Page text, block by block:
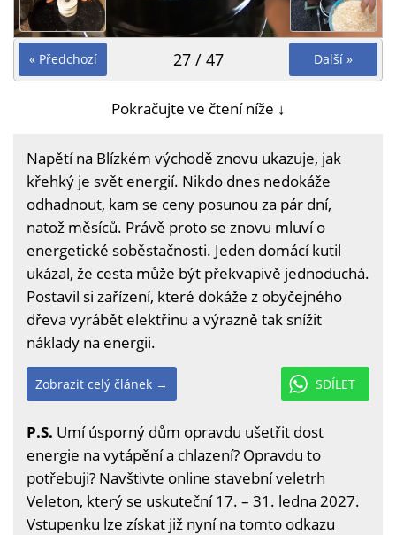
« Předchozí Další »
27 / 47
Pokračujte ve čtení níže ↓
Napětí na Blízkém východě znovu ukazuje, jak
křehký je svět energií. Nikdo dnes nedokáže
odhadnout, kam se ceny posunou za pár dní,
natož měsíců. Právě proto se znovu mluví o
energetické soběstačnosti. Jeden domácí kutil
ukázal, že cesta může být překvapivě jednoduchá.
Postavil si zařízení, které dokáže z obyčejného
dřeva vyrábět elektřinu a výrazně tak snížit
náklady na energii.
SDÍLET
Zobrazit celý článek →
P.S. Umí úsporný dům opravdu ušetřit dost
energie na vytápění a chlazení? Opravdu to
potřebuji? Navštivte online stavební veletrh
Veleton, který se uskuteční 17. – 31. ledna 2027.
Vstupenku lze získat již nyní na tomto odkazu